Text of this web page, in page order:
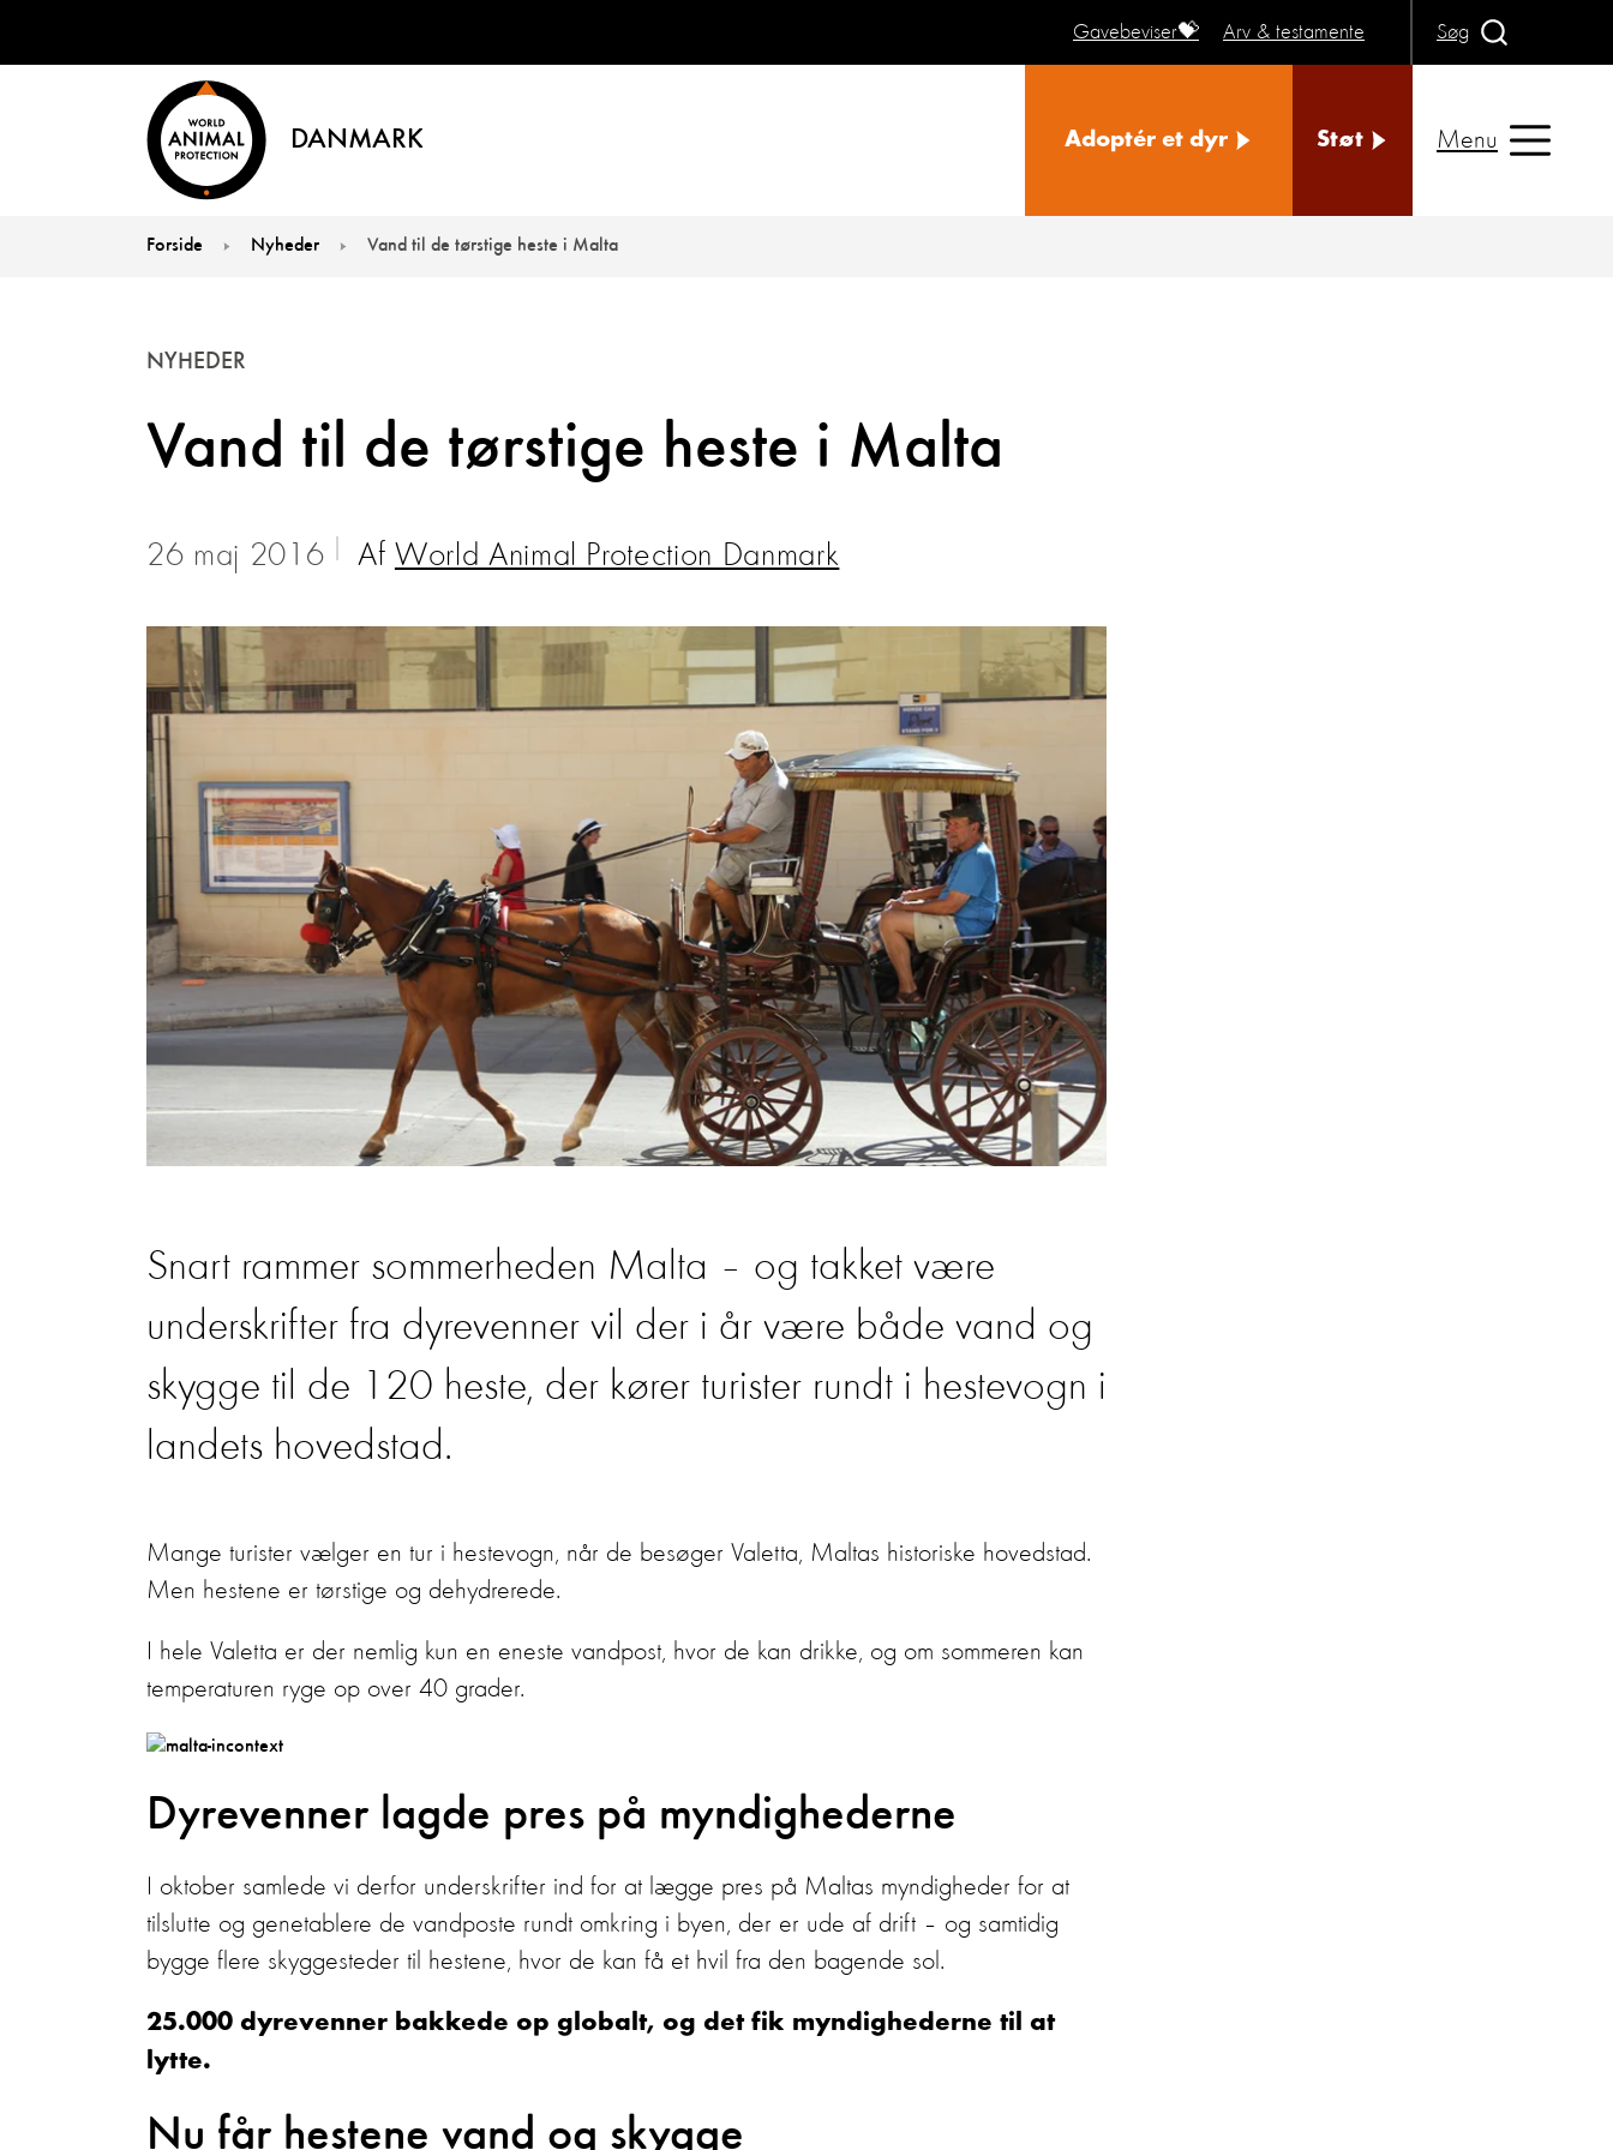
DANMARK
Gavebeviser💝 Arv & testamente Søg
Adoptér et dyr Støt Menu
Forside Nyheder Vand til de tørstige heste i Malta
Vand til de tørstige heste i Malta
NYHEDER
26 maj 2016 Af World Animal Protection Danmark
Snart rammer sommerheden Malta – og takket være
underskrifter fra dyrevenner vil der i år være både vand og
skygge til de 120 heste, der kører turister rundt i hestevogn i
landets hovedstad.
Mange turister vælger en tur i hestevogn, når de besøger Valetta, Maltas historiske hovedstad.
Men hestene er tørstige og dehydrerede.
I hele Valetta er der nemlig kun en eneste vandpost, hvor de kan drikke, og om sommeren kan
temperaturen ryge op over 40 grader.
Dyrevenner lagde pres på myndighederne
I oktober samlede vi derfor underskrifter ind for at lægge pres på Maltas myndigheder for at
tilslutte og genetablere de vandposte rundt omkring i byen, der er ude af drift – og samtidig
bygge flere skyggesteder til hestene, hvor de kan få et hvil fra den bagende sol.
25.000 dyrevenner bakkede op globalt, og det fik myndighederne til at
lytte.
Nu får hestene vand og skygge